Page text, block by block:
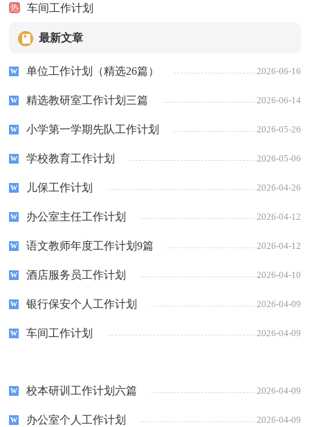
热 车间工作计划
最新文章
单位工作计划（精选26篇） 2026-06-16
精选教研室工作计划三篇 2026-06-14
小学第一学期先队工作计划 2026-05-26
学校教育工作计划 2026-05-06
儿保工作计划 2026-04-26
办公室主任工作计划 2026-04-12
语文教师年度工作计划9篇 2026-04-12
酒店服务员工作计划 2026-04-10
银行保安个人工作计划 2026-04-09
车间工作计划 2026-04-09
校本研训工作计划六篇 2026-04-09
办公室个人工作计划 2026-04-09